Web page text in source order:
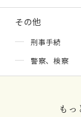
その他
刑事手続
警察、検察
も